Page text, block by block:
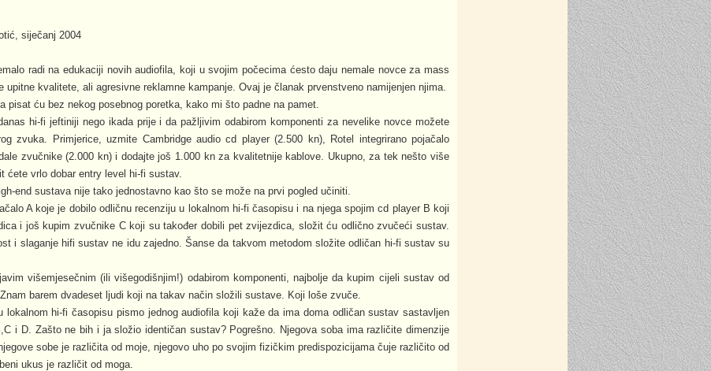
siječanj 2004
radi na edukaciji novih audiofila, koji u svojim počecima ćesto daju nemale novce za mass
upitne kvalitete, ali agresivne reklamne kampanje. Ovaj je članak prvenstveno namijenjen njima.
pisat ću bez nekog posebnog poretka, kako mi što padne na pamet.
hi-fi jeftiniji nego ikada prije i da pažljivim odabirom komponenti za nevelike novce možete
zvuka. Primjerice, uzmite Cambridge audio cd player (2.500 kn), Rotel integrirano pojačalo
zvučnike (2.000 kn) i dodajte još 1.000 kn za kvalitetnije kablove. Ukupno, za tek nešto više
ćete vrlo dobar entry level hi-fi sustav.
end sustava nije tako jednostavno kao što se može na prvi pogled učiniti.
A koje je dobilo odličnu recenziju u lokalnom hi-fi časopisu i na njega spojim cd player B koji
i još kupim zvučnike C koji su također dobili pet zvijezdica, složit ću odlično zvučeći sustav.
i slaganje hifi sustav ne idu zajedno. Šanse da takvom metodom složite odličan hi-fi sustav su
višemjesečnim (ili višegodišnjim!) odabirom komponenti, najbolje da kupim cijeli sustav od
barem dvadeset ljudi koji na takav način složili sustave. Koji loše zvuče.
lokalnom hi-fi časopisu pismo jednog audiofila koji kaže da ima doma odličan sustav sastavljen
i D. Zašto ne bih i ja složio identičan sustav? Pogrešno. Njegova soba ima različite dimenzije
sobe je različita od moje, njegovo uho po svojim fizičkim predispozicijama čuje različito od
ukus je različit od moga.